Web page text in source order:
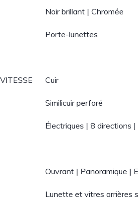
Noir brillant | Chromée
Porte-lunettes
Cuir
Similicuir perforé
Électriques | 8 directions
Ouvrant | Panoramique |
Lunette et vitres arrières